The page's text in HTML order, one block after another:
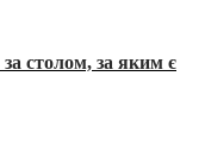
столом, за яким є